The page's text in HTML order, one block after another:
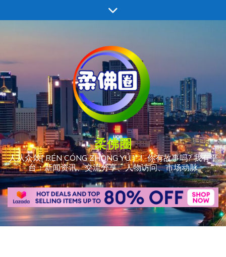
至
柔佛圈
人从众𠈌[ RÉN CÓNG ZHÒNG YÚ ] ！ 你有故事吗? 我有平
台：新闻资讯、交流分享、人物访问、市场动脉